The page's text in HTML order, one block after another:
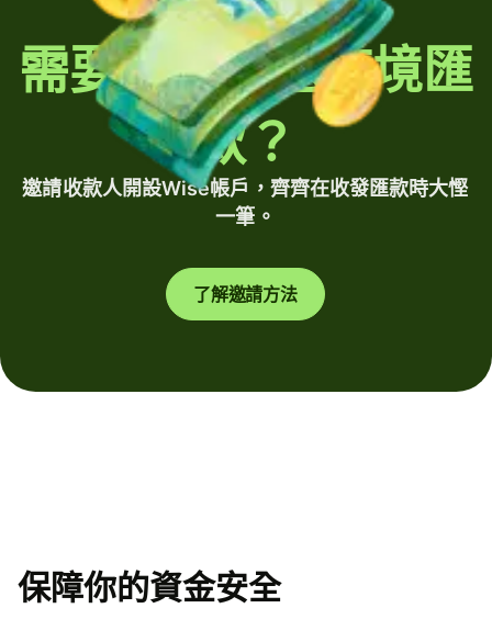
需要定期發送跨境匯
款？
邀請收款人開設Wise帳戶，齊齊在收發匯款時大慳
一筆。
了解邀請方法
保障你的資金安全